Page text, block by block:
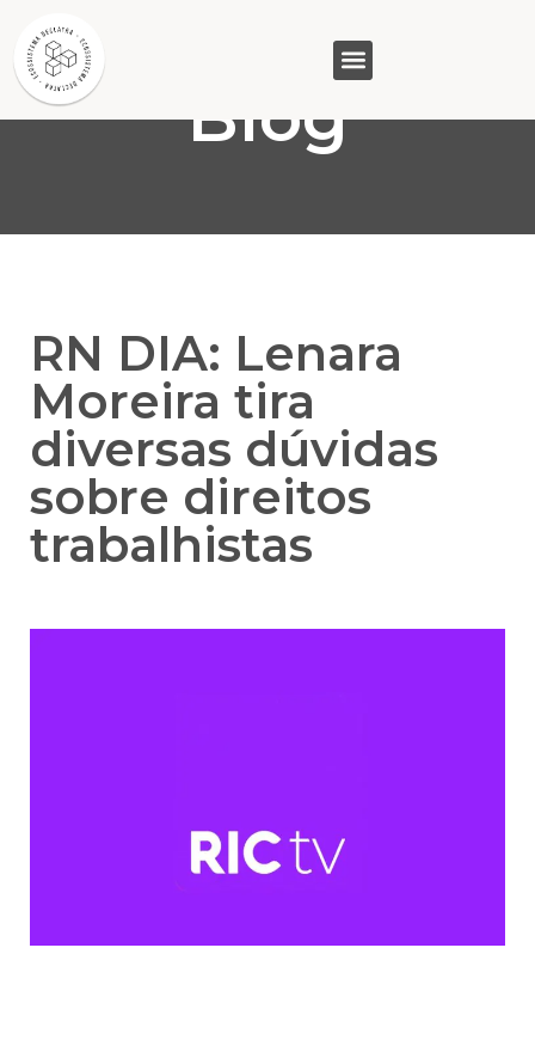
Blog
RN DIA: Lenara
Moreira tira
diversas dúvidas
sobre direitos
trabalhistas